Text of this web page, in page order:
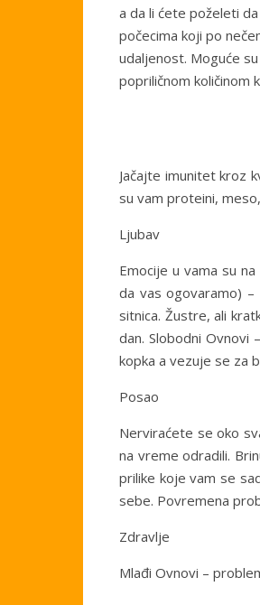
a da li ćete poželeti
počecima koji po
udaljenost. Moguće
popriličnom količinom
Jačajte imunitet kroz
su vam proteini,
Ljubav
Emocije u vama su
da vas ogovaramo)
sitnica. Žustre, ali
dan. Slobodni
kopka a vezuje se za
Posao
Nerviraćete se oko
na vreme odradili.
prilike koje vam se
sebe. Povremena
Zdravlje
Mlađi Ovnovi –